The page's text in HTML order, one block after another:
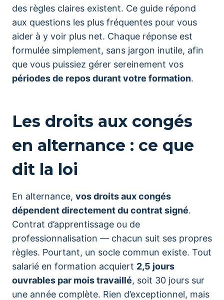
des règles claires existent. Ce guide répond
aux questions les plus fréquentes pour vous
aider à y voir plus net. Chaque réponse est
formulée simplement, sans jargon inutile, afin
que vous puissiez gérer sereinement vos
périodes de repos durant votre formation.
Les droits aux congés
en alternance : ce que
dit la loi
En alternance, vos droits aux congés
dépendent directement du contrat signé.
Contrat d’apprentissage ou de
professionnalisation — chacun suit ses propres
règles. Pourtant, un socle commun existe. Tout
salarié en formation acquiert 2,5 jours
ouvrables par mois travaillé, soit 30 jours sur
une année complète. Rien d’exceptionnel, mais